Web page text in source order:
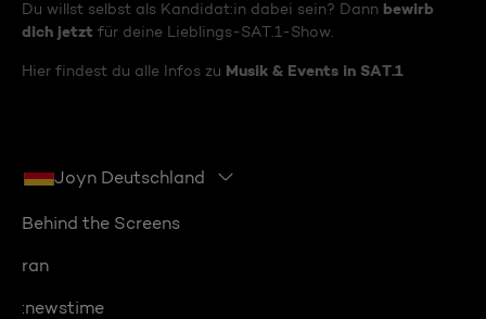
Du willst selbst als Kandidat:in dabei sein? Dann bewirb
dich jetzt für deine Lieblings-SAT.1-Show.
Hier findest du alle Infos zu Musik & Events in SAT.1
Joyn Deutschland
Behind the Screens
ran
:newstime